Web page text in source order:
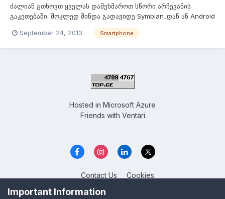
ძალიან გთხოვთ ყველას დამეხმაროთ სწორი არჩევანის
გაკეთებაში. მოკლედ მინდა გადავიდე Symbian_დან ან Android
ვარიანტი მაქვს და იქნებ შემარჩევინოთ ან თქვენ მირჩიოთ.
September 24, 2013 Smartphone
Hosted in Microsoft Azure
Friends with Ventari
Contact Us Cookies
Overclockers GE
Powered by Invision Community
Important Information